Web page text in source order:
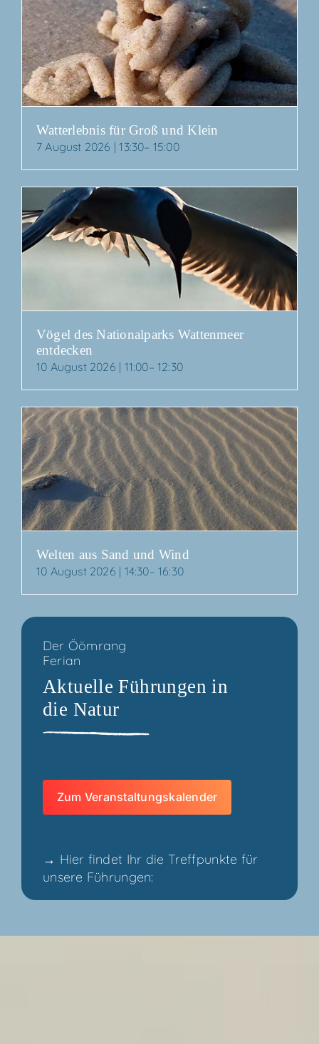
Der Ööm­rang
Feri­an
Aktu­el­le Füh­run­gen in
die Natur
Zum Ver­an­stal­tungs­ka­len­der
→ Hier fin­det Ihr die Treff­punk­te für
unse­re Führungen:
Wat­t­er­leb­nis für Groß und Klein
7 August 2026 | 13:30– 15:00
Vögel des Natio­nal­parks Wat­ten­meer
entdecken
10 August 2026 | 11:00– 12:30
Wel­ten aus Sand und Wind
10 August 2026 | 14:30– 16:30